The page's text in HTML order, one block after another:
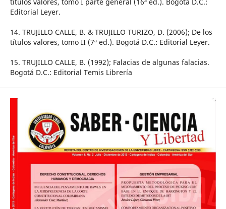
Editorial Leyer.
14. TRUJILLO CALLE, B. & TRUJILLO TURIZO, D. (2006); De los
títulos valores, tomo II (7ª ed.). Bogotá D.C.: Editorial Leyer.
15. TRUJILLO CALLE, B. (1992); Falacias de algunas falacias.
Bogotá D.C.: Editorial Temis Librería